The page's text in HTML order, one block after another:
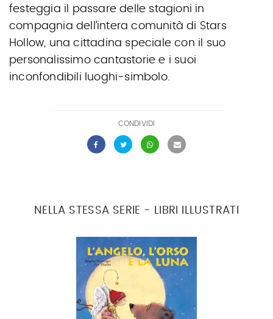
festeggia il passare delle stagioni in
compagnia dell’intera comunità di Stars
Hollow, una cittadina speciale con il suo
personalissimo cantastorie e i suoi
inconfondibili luoghi-simbolo.
CONDIVIDI
NELLA STESSA SERIE - LIBRI ILLUSTRATI